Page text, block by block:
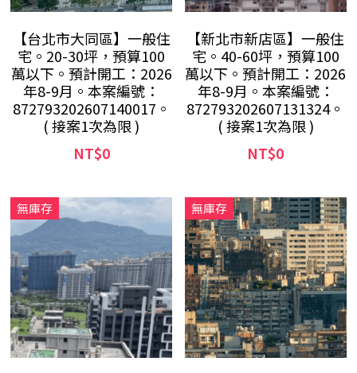
【台北市大同區】一般住
宅。20-30坪，預算100
萬以下。預計開工：2026
年8-9月。本案編號：
872793202607140017。
( 接案1次為限 )
NT$0
【新北市新店區】一般住
宅。40-60坪，預算100
萬以下。預計開工：2026
年8-9月。本案編號：
872793202607131324。
( 接案1次為限 )
NT$0
無庫存 無庫存